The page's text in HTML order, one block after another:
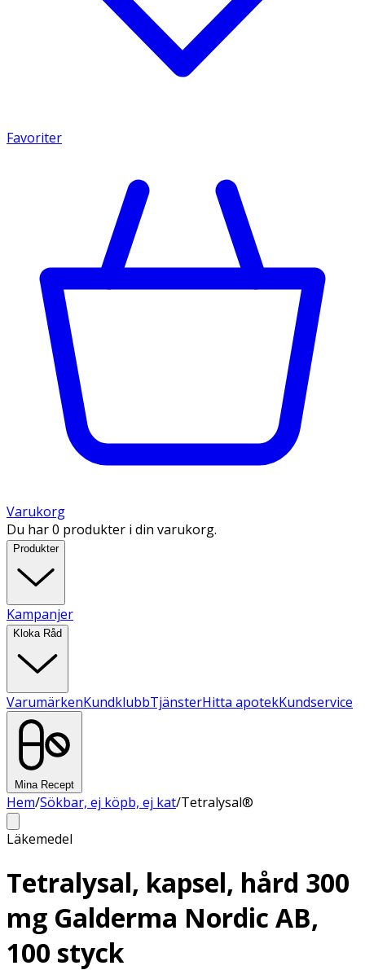
Favoriter
Varukorg
Du har 0 produkter i din varukorg.
Produkter
Kampanjer
Kloka Råd
VarumärkenKundklubbTjänsterHitta apotekKundservice
Mina Recept
Hem/Sökbar, ej köpb, ej kat/Tetralysal®
Läkemedel
Tetralysal, kapsel, hård 300
mg Galderma Nordic AB,
100 styck